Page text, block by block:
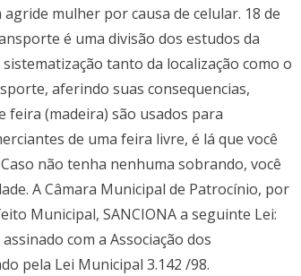
mulher por causa de celular. 18 de
é uma divisão dos estudos da
tanto da localização como o
aferindo suas consequencias,
feira (madeira) são usados para
de uma feira livre, é lá que você
não tenha nenhuma sobrando, você
A Câmara Municipal de Patrocínio, por
Municipal, SANCIONA a seguinte Lei:
com a Associação dos
pela Lei Municipal 3.142 /98.